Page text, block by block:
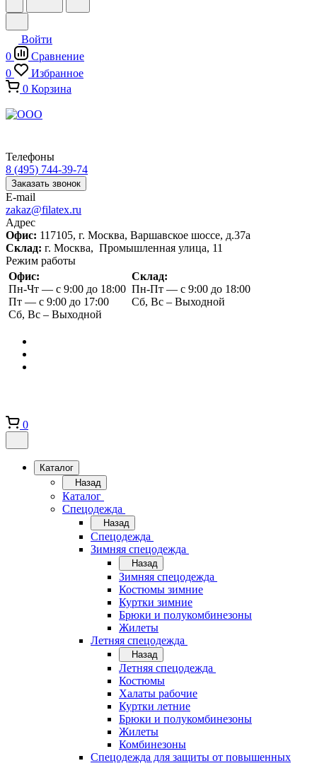
Войти
0
Сравнение
0
Избранное
0 Корзина
Телефоны
8 (495) 744-39-74
Заказать звонок
E-mail
zakaz@filatex.ru
Адрес
Офис: 117105, г. Москва, Варшавское шоссе, д.37а
Склад: г. Москва, Промышленная улица, 11
Режим работы
Офис:
Пн-Чт — с 9:00 до 18:00
Пт — с 9:00 до 17:00
Сб, Вс – Выходной
Склад:
Пн-Пт — с 9:00 до 18:00
Сб, Вс – Выходной
0
Каталог
Назад
Каталог
Спецодежда
Назад
Спецодежда
Зимняя спецодежда
Назад
Зимняя спецодежда
Костюмы зимние
Куртки зимние
Брюки и полукомбинезоны
Жилеты
Летняя спецодежда
Назад
Летняя спецодежда
Костюмы
Халаты рабочие
Куртки летние
Брюки и полукомбинезоны
Жилеты
Комбинезоны
Спецодежда для защиты от повышенных